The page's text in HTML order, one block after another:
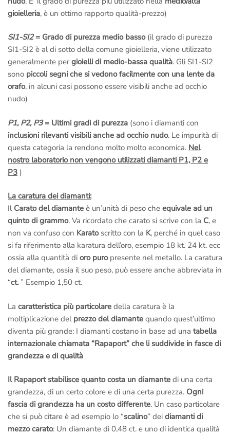
gioielleria, è un ottimo rapporto qualità-prezzo)
SI1-SI2= Grado di purezza medio basso(il grado di purezza
SI1-SI2 è al di sotto della comune gioielleria, viene utilizzato
generalmente per gioielli di medio-bassa qualità. Gli SI1-SI2
sono piccoli segni che si vedono facilmente con una lente da
orafo, in alcuni casi possono essere visibili anche ad occhio
nudo)
P1, P2, P3= Ultimi gradi di purezza (sono i diamanti con
inclusioni rilevanti visibili anche ad occhio nudo. Le impurità di
questa categoria la rendono molto molto economica. Nel
nostro laboratorio non vengono utilizzati diamanti P1, P2 e
P3 )
La caratura dei diamanti:
Il Carato del diamante è un’unità di peso che equivale ad un
quinto di grammo. Va ricordato che carato si scrive con la C, e
non va confuso con Karatoscritto con la K, perché in quel caso
si fa riferimento alla karatura dell’oro, esempio 18 kt. 24 kt. ecc
ossia alla quantità di oro puro presente nel metallo. La caratura
del diamante, ossia il suo peso, può essere anche abbreviata in
“ct. ” Esempio 1,50 ct.
La caratteristica più particolare della caratura è la
moltiplicazione del prezzo del diamante quando quest’ultimo
diventa più grande: I diamanti costano in base ad una tabella
internazionale chiamata “Rapaport” che li suddivide in fasce di
grandezza e di qualità
Il Rapaport stabilisce quanto costa un diamante di una certa
grandezza, di un certo colore e di una certa purezza. Ogni
fascia di grandezza ha un costo differente. Un caso particolare
che si può citare è ad esempio lo “scalino” dei diamanti di
mezzo carato: Un diamante di 0,48 ct. e uno di identica qualità